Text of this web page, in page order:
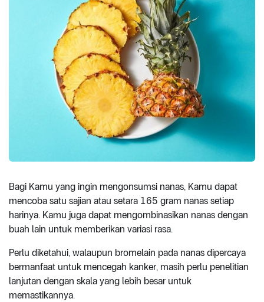
Bagi Kamu yang ingin mengonsumsi nanas, Kamu dapat
mencoba satu sajian atau setara 165 gram nanas setiap
harinya. Kamu juga dapat mengombinasikan nanas dengan
buah lain untuk memberikan variasi rasa.
Perlu diketahui, walaupun bromelain pada nanas dipercaya
bermanfaat untuk mencegah kanker, masih perlu penelitian
lanjutan dengan skala yang lebih besar untuk
memastikannya.